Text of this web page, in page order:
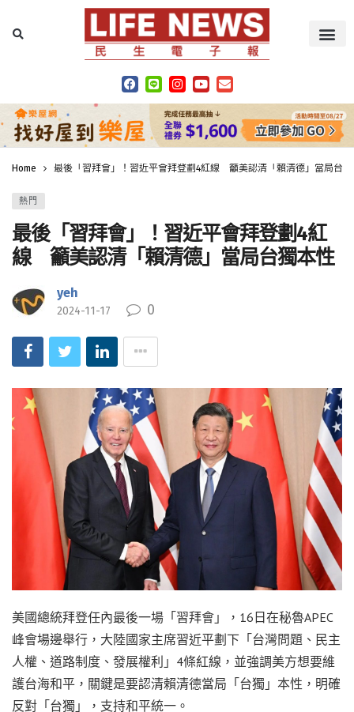
Home 最後「習拜會」！習近平會拜登劃4紅線 籲美認清「賴清德」當局台獨
熱門
最後「習拜會」！習近平會拜登劃4紅
線 籲美認清「賴清德」當局台獨本性
yeh
2024-11-17 0
美國總統拜登任內最後一場「習拜會」，16日在秘魯APEC
峰會場邊舉行，大陸國家主席習近平劃下「台灣問題、民主
人權、道路制度、發展權利」4條紅線，並強調美方想要維
護台海和平，關鍵是要認清賴清德當局「台獨」本性，明確
反對「台獨」，支持和平統一。